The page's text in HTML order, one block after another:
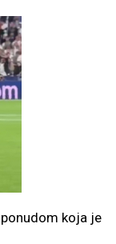
koja je